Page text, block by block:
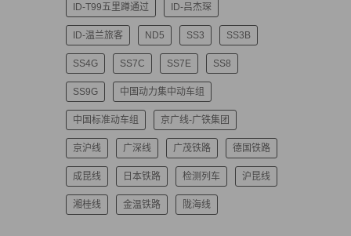
ID-T99五里蹲通过 ID-吕杰琛
ID-温兰旅客 ND5 SS3 SS3B
SS4G SS7C SS7E SS8
SS9G 中国动力集中动车组
中国标准动车组 京广线-广铁集团
京沪线 广深线 广茂铁路 德国铁路
成昆线 日本铁路 检测列车 沪昆线
湘桂线 金温铁路 陇海线